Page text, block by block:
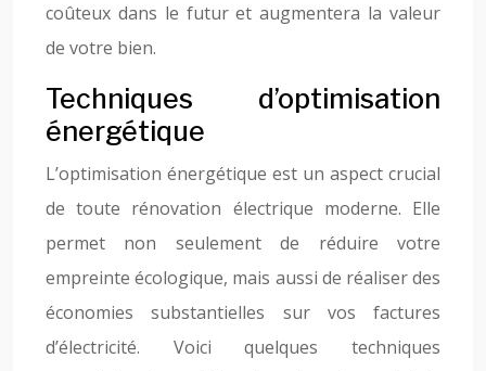
coûteux dans le futur et augmentera la valeur
de votre bien.
Techniques d’optimisation
énergétique
L’optimisation énergétique est un aspect crucial
de toute rénovation électrique moderne. Elle
permet non seulement de réduire votre
empreinte écologique, mais aussi de réaliser des
économies substantielles sur vos factures
d’électricité. Voici quelques techniques